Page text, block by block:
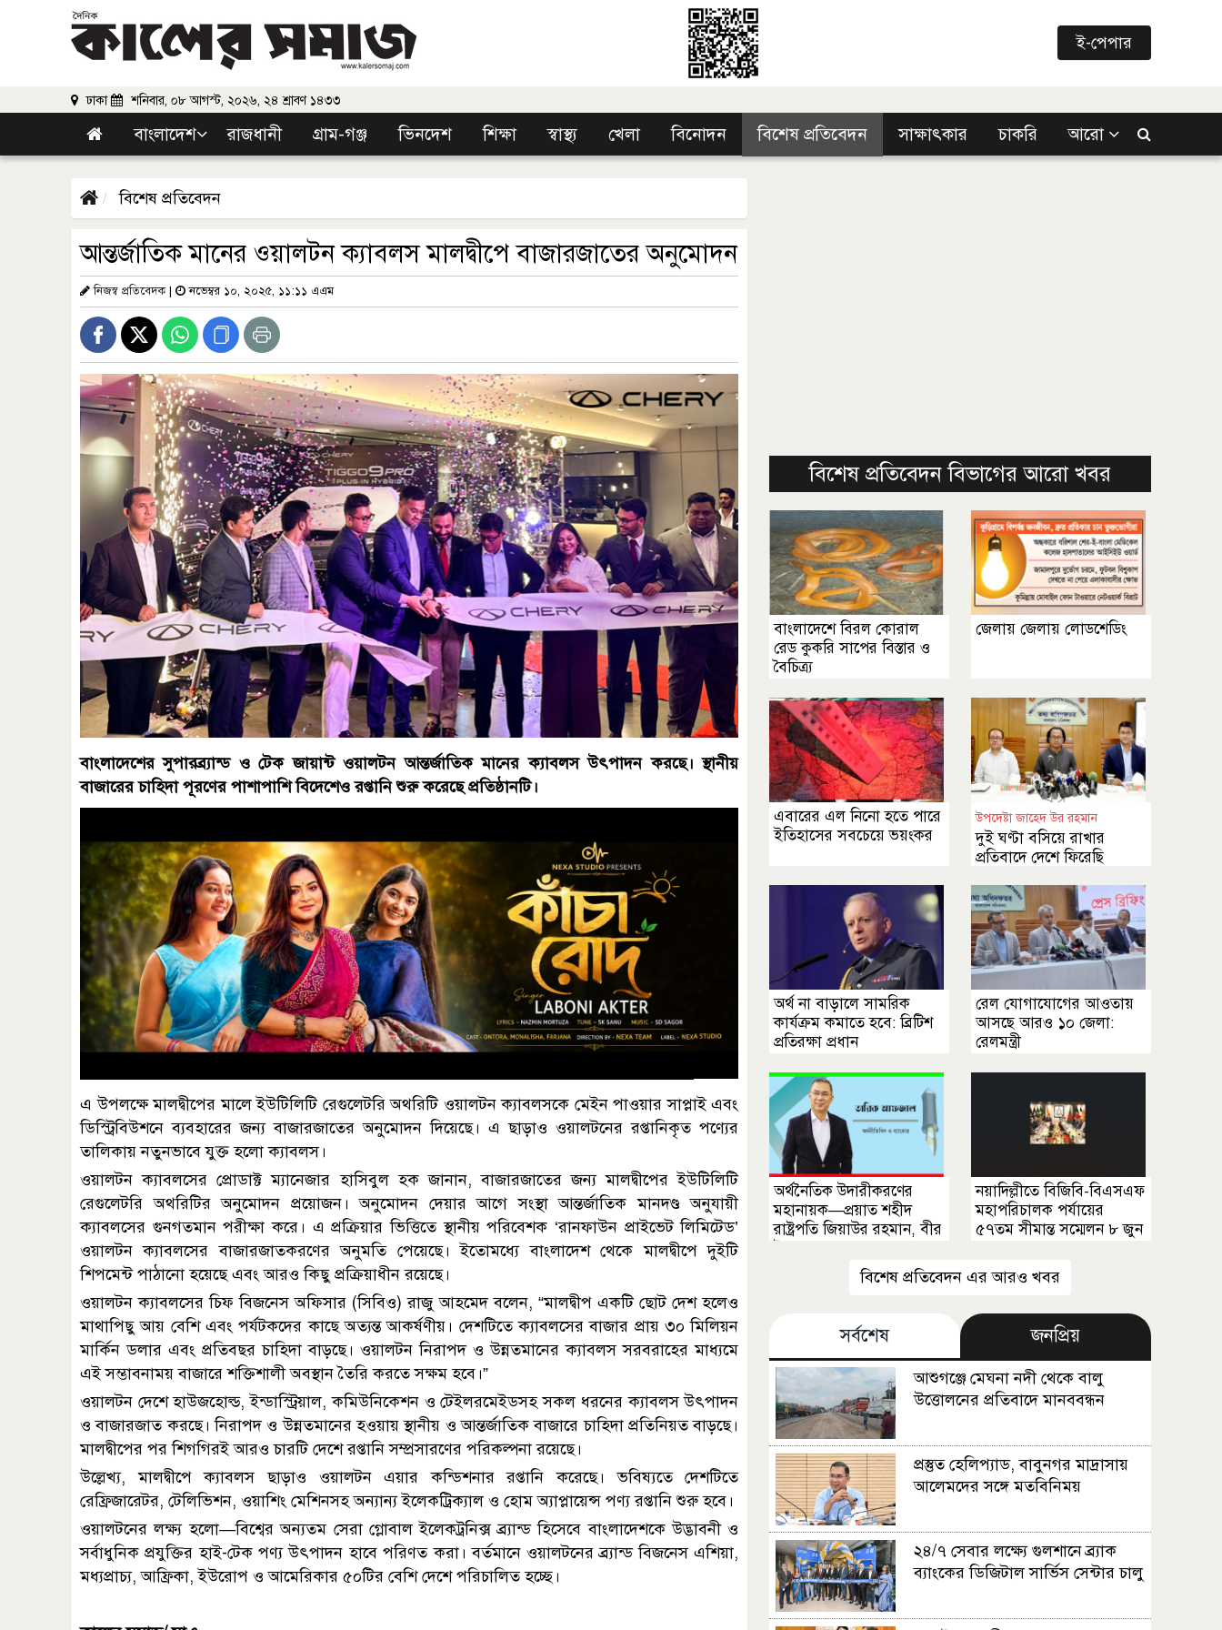
ই-পেপার
ঢাকা শনিবার, ০৮ আগস্ট, ২০২৬, ২৪ শ্রাবণ ১৪৩৩
বাংলাদেশ রাজধানী গ্রাম-গঞ্জ ভিনদেশ শিক্ষা স্বাস্থ্য খেলা বিনোদন বিশেষ প্রতিবেদন সাক্ষাৎকার চাকরি আরো
বিশেষ প্রতিবেদন
আন্তর্জাতিক মানের ওয়ালটন ক্যাবলস মালদ্বীপে বাজারজাতের অনুমোদন
নিজস্ব প্রতিবেদক| নভেম্বর ১০, ২০২৫, ১১:১১ এএম
বাংলাদেশের সুপারব্র্যান্ড ও টেক জায়ান্ট ওয়ালটন আন্তর্জাতিক মানের ক্যাবলস উৎপাদন করছে। স্থানীয়
বাজারের চাহিদা পূরণের পাশাপাশি বিদেশেও রপ্তানি শুরু করেছে প্রতিষ্ঠানটি।
এ উপলক্ষে মালদ্বীপের মালে ইউটিলিটি রেগুলেটরি অথরিটি ওয়ালটন ক্যাবলসকে মেইন পাওয়ার সাপ্লাই এবং
ডিস্ট্রিবিউশনে ব্যবহারের জন্য বাজারজাতের অনুমোদন দিয়েছে। এ ছাড়াও ওয়ালটনের রপ্তানিকৃত পণ্যের
তালিকায় নতুনভাবে যুক্ত হলো ক্যাবলস।
ওয়ালটন ক্যাবলসের প্রোডাক্ট ম্যানেজার হাসিবুল হক জানান, বাজারজাতের জন্য মালদ্বীপের ইউটিলিটি
রেগুলেটরি অথরিটির অনুমোদন প্রয়োজন। অনুমোদন দেয়ার আগে সংস্থা আন্তর্জাতিক মানদণ্ড অনুযায়ী
ক্যাবলসের গুনগতমান পরীক্ষা করে। এ প্রক্রিয়ার ভিত্তিতে স্থানীয় পরিবেশক ‘রানফাউন প্রাইভেট লিমিটেড’
ওয়ালটন ক্যাবলসের বাজারজাতকরণের অনুমতি পেয়েছে। ইতোমধ্যে বাংলাদেশ থেকে মালদ্বীপে দুইটি
শিপমেন্ট পাঠানো হয়েছে এবং আরও কিছু প্রক্রিয়াধীন রয়েছে।
ওয়ালটন ক্যাবলসের চিফ বিজনেস অফিসার (সিবিও) রাজু আহমেদ বলেন, “মালদ্বীপ একটি ছোট দেশ হলেও
মাথাপিছু আয় বেশি এবং পর্যটকদের কাছে অত্যন্ত আকর্ষণীয়। দেশটিতে ক্যাবলসের বাজার প্রায় ৩০ মিলিয়ন
মার্কিন ডলার এবং প্রতিবছর চাহিদা বাড়ছে। ওয়ালটন নিরাপদ ও উন্নতমানের ক্যাবলস সরবরাহের মাধ্যমে
এই সম্ভাবনাময় বাজারে শক্তিশালী অবস্থান তৈরি করতে সক্ষম হবে।”
ওয়ালটন দেশে হাউজহোল্ড, ইন্ডাস্ট্রিয়াল, কমিউনিকেশন ও টেইলরমেইডসহ সকল ধরনের ক্যাবলস উৎপাদন
ও বাজারজাত করছে। নিরাপদ ও উন্নতমানের হওয়ায় স্থানীয় ও আন্তর্জাতিক বাজারে চাহিদা প্রতিনিয়ত বাড়ছে।
মালদ্বীপের পর শিগগিরই আরও চারটি দেশে রপ্তানি সম্প্রসারণের পরিকল্পনা রয়েছে।
উল্লেখ্য, মালদ্বীপে ক্যাবলস ছাড়াও ওয়ালটন এয়ার কন্ডিশনার রপ্তানি করেছে। ভবিষ্যতে দেশটিতে
রেফ্রিজারেটর, টেলিভিশন, ওয়াশিং মেশিনসহ অন্যান্য ইলেকট্রিক্যাল ও হোম অ্যাপ্লায়েন্স পণ্য রপ্তানি শুরু হবে।
ওয়ালটনের লক্ষ্য হলো—বিশ্বের অন্যতম সেরা গ্লোবাল ইলেকট্রনিক্স ব্র্যান্ড হিসেবে বাংলাদেশকে উদ্ভাবনী ও
সর্বাধুনিক প্রযুক্তির হাই-টেক পণ্য উৎপাদন হাবে পরিণত করা। বর্তমানে ওয়ালটনের ব্র্যান্ড বিজনেস এশিয়া,
মধ্যপ্রাচ্য, আফ্রিকা, ইউরোপ ও আমেরিকার ৫০টির বেশি দেশে পরিচালিত হচ্ছে।
বিশেষ প্রতিবেদন বিভাগের আরো খবর
বাংলাদেশে বিরল কোরাল
রেড কুকরি সাপের বিস্তার ও
বৈচিত্র্য
জেলায় জেলায় লোডশেডিং
এবারের এল নিনো হতে পারে
ইতিহাসের সবচেয়ে ভয়ংকর
উপদেষ্টা জাহেদ উর রহমান
দুই ঘণ্টা বসিয়ে রাখার
প্রতিবাদে দেশে ফিরেছি
অর্থ না বাড়ালে সামরিক
কার্যক্রম কমাতে হবে: ব্রিটিশ
প্রতিরক্ষা প্রধান
রেল যোগাযোগের আওতায়
আসছে আরও ১০ জেলা:
রেলমন্ত্রী
অর্থনৈতিক উদারীকরণের
মহানায়ক—প্রয়াত শহীদ
রাষ্ট্রপতি জিয়াউর রহমান, বীর
নয়াদিল্লীতে বিজিবি-বিএসএফ
মহাপরিচালক পর্যায়ের
৫৭তম সীমান্ত সম্মেলন ৮ জুন
বিশেষ প্রতিবেদন এর আরও খবর
সর্বশেষ জনপ্রিয়
আশুগঞ্জে মেঘনা নদী থেকে বালু
উত্তোলনের প্রতিবাদে মানববন্ধন
প্রস্তুত হেলিপ্যাড, বাবুনগর মাদ্রাসায়
আলেমদের সঙ্গে মতবিনিময়
২৪/৭ সেবার লক্ষ্যে গুলশানে ব্র্যাক
ব্যাংকের ডিজিটাল সার্ভিস সেন্টার চালু